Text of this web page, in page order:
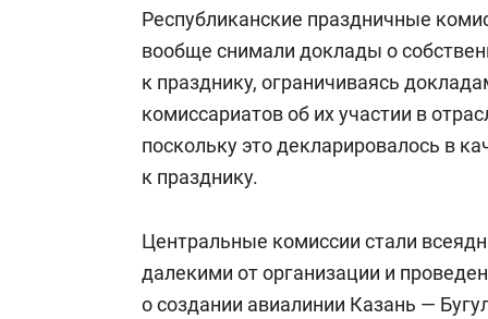
Республиканские праздничные
вообще снимали доклады о
к празднику, ограничиваясь
комиссариатов об их участии в
поскольку это декларировалось в
к празднику.
Центральные комиссии стали
далекими от организации и
о создании авиалинии Казань —